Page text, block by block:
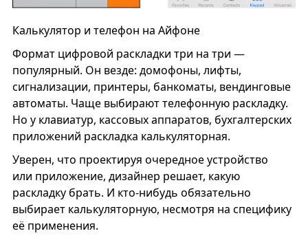
Калькулятор и телефон на Айфоне
Формат цифровой раскладки три на три —
популярный. Он везде: домофоны, лифты,
сигнализации, принтеры, банкоматы, вендинговые
автоматы. Чаще выбирают телефонную раскладку.
Но у клавиатур, кассовых аппаратов, бухгалтерских
приложений раскладка калькуляторная.
Уверен, что проектируя очередное устройство
или приложение, дизайнер решает, какую
раскладку брать. И кто-нибудь обязательно
выбирает калькуляторную, несмотря на специфику
её применения.